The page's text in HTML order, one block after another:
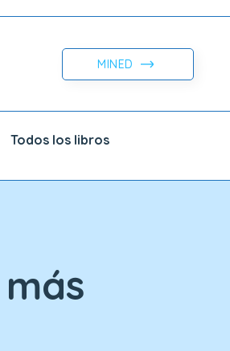
MINED
Todos los libros